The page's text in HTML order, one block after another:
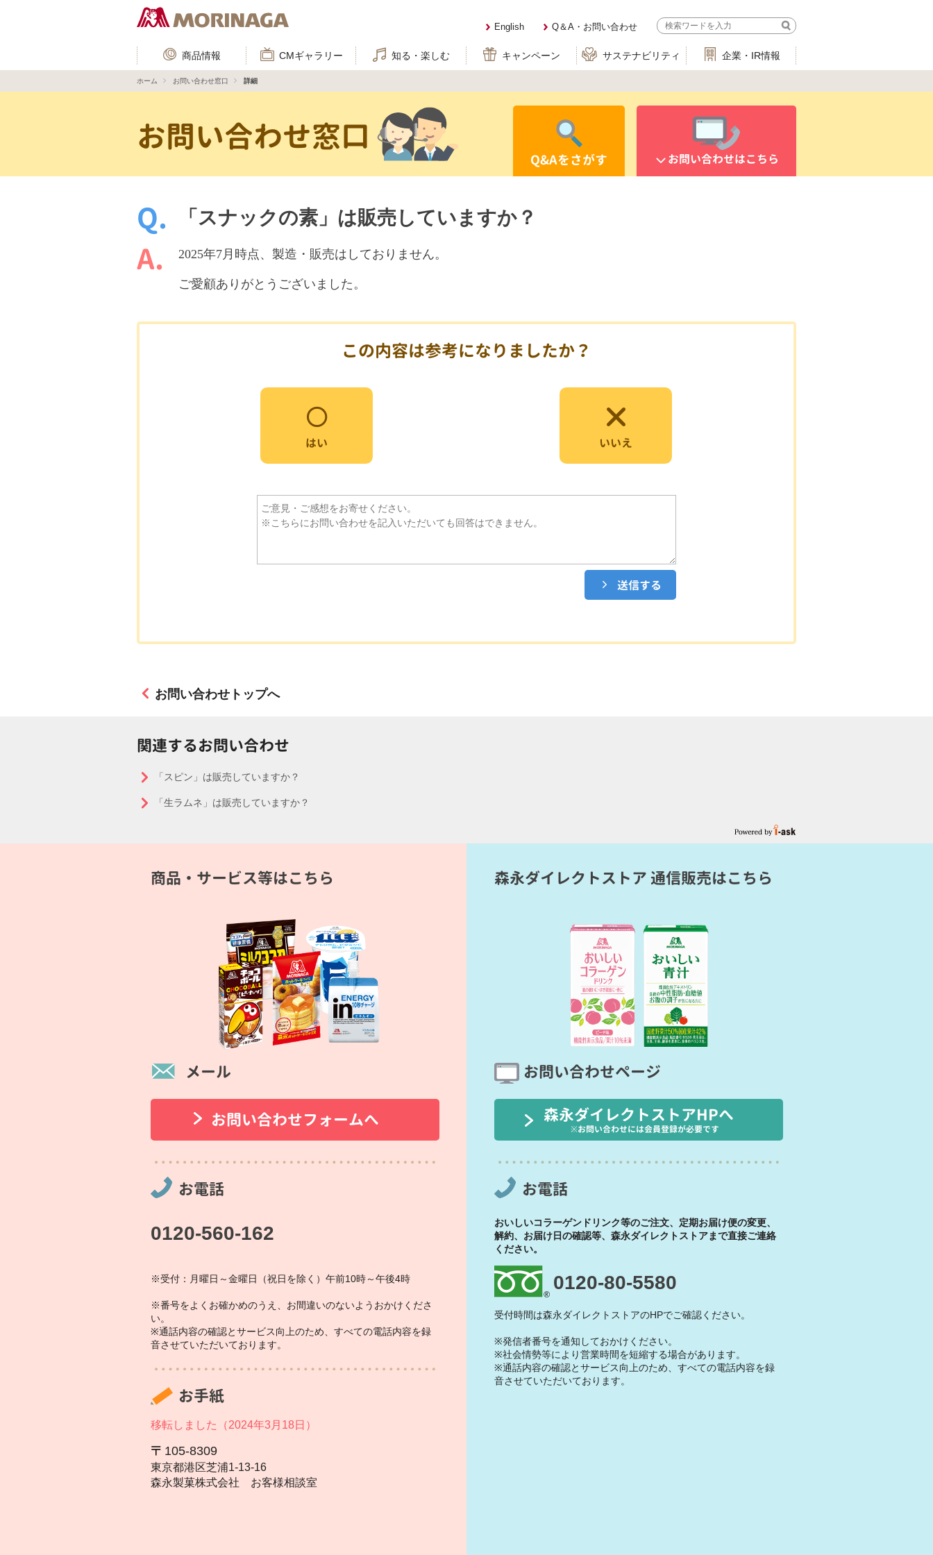
English Q＆A・お問い合わせ
商品情報 CMギャラリー 知る・楽しむ キャンペーン サステナビリティ 企業・IR情報
ホーム お問い合わせ窓口 詳細
お問い合わせ窓口
Q&Aをさがす お問い合わせはこちら
「スナックの素」は販売していますか？
2025年7月時点、製造・販売はしておりません。
ご愛顧ありがとうございました。
この内容は参考になりましたか？
はい いいえ
送信する
お問い合わせトップへ
関連するお問い合わせ
「スピン」は販売していますか？
「生ラムネ」は販売していますか？
商品・サービス等はこちら
メール
お問い合わせフォームへ
お電話
0120-560-162
※受付：月曜日～金曜日（祝日を除く）午前10時～午後4時
※番号をよくお確かめのうえ、お間違いのないようおかけくださ
い。
※通話内容の確認とサービス向上のため、すべての電話内容を録
音させていただいております。
お手紙
移転しました（2024年3月18日）
105‐8309
東京都港区芝浦1‐13‐16
森永製菓株式会社 お客様相談室
森永ダイレクトストア 通信販売はこちら
お問い合わせページ
森永ダイレクトストアHPへ
※お問い合わせには会員登録が必要です
お電話
おいしいコラーゲンドリンク等のご注文、定期お届け便の変更、
解約、お届け日の確認等、森永ダイレクトストアまで直接ご連絡
ください。
0120-80-5580
受付時間は森永ダイレクトストアのHPでご確認ください。
※発信者番号を通知しておかけください。
※社会情勢等により営業時間を短縮する場合があります。
※通話内容の確認とサービス向上のため、すべての電話内容を録
音させていただいております。